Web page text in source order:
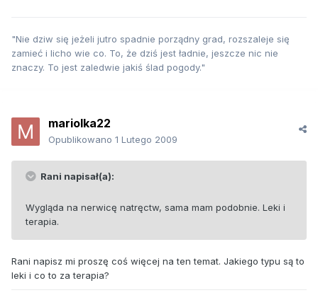
"Nie dziw się jeżeli jutro spadnie porządny grad, rozszaleje się
zamieć i licho wie co. To, że dziś jest ładnie, jeszcze nic nie
znaczy. To jest zaledwie jakiś ślad pogody."
mariolka22
Opublikowano 1 Lutego 2009
Rani napisał(a):
Wygląda na nerwicę natręctw, sama mam podobnie. Leki i
terapia.
Rani napisz mi proszę coś więcej na ten temat. Jakiego typu są to
leki i co to za terapia?